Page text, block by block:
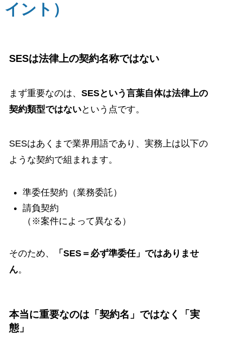
イント）
SESは法律上の契約名称ではない
まず重要なのは、 SESという言葉自体は法律上の
契約類型ではないという点です。
SESはあくまで業界用語であり、実務上は以下の
ような契約で組まれます。
準委任契約（業務委託）
請負契約
（※案件によって異なる）
そのため、
「SES＝必ず準委任」ではありませ
ん。
本当に重要なのは「契約名」ではなく「実
態」